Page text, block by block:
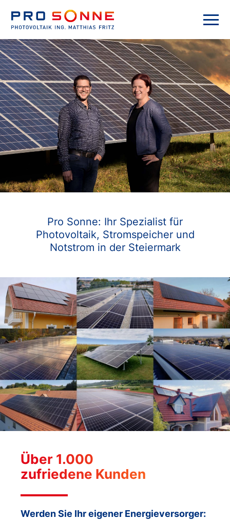
Pro Sonne
Pro Sonne: Ihr Spezialist für
Photovoltaik, Stromspeicher und
Notstrom in der Steiermark
Über 1.000
zufriedene Kunden
Werden Sie Ihr eigener Energieversorger: